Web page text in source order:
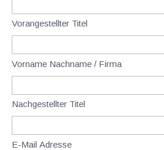
Vorangestellter Titel
Vorname Nachname / Firma
Nachgestellter Titel
E-Mail Adresse